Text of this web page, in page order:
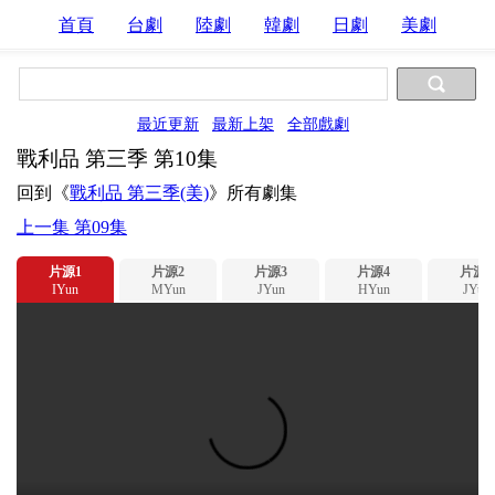
首頁 台劇 陸劇 韓劇 日劇 美劇
最近更新 最新上架 全部戲劇
戰利品 第三季 第10集
回到《戰利品 第三季(美)》所有劇集
上一集 第09集
片源1
IYun
片源2
MYun
片源3
JYun
片源4
HYun
片源5
JYun